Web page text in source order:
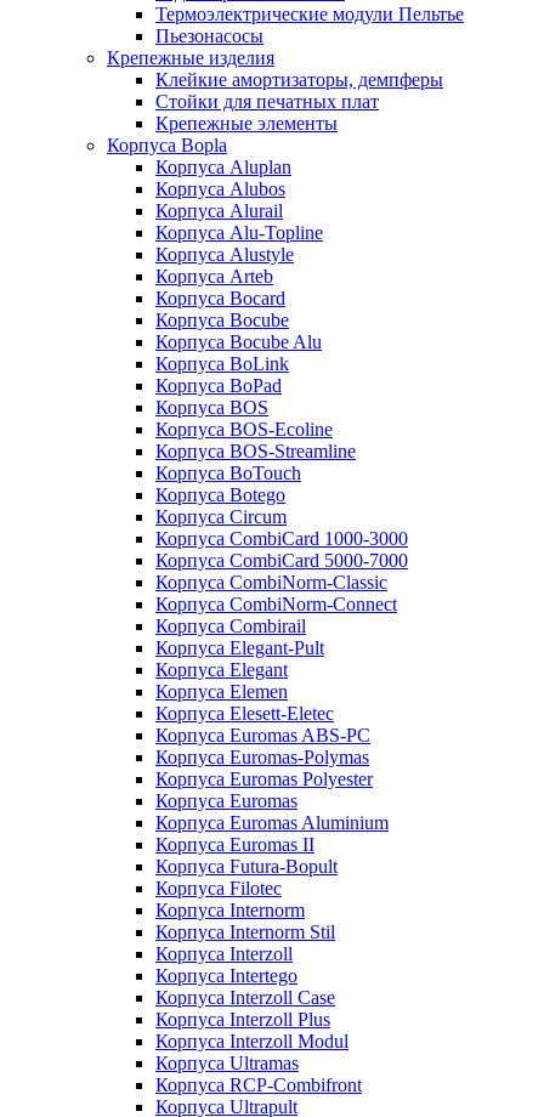
Термоэлектрические модули Пельтье
Пьезонасосы
Крепежные изделия
Клейкие амортизаторы, демпферы
Стойки для печатных плат
Крепежные элементы
Корпуса Bopla
Корпуса Aluplan
Корпуса Alubos
Корпуса Alurail
Корпуса Alu-Topline
Корпуса Alustyle
Корпуса Arteb
Корпуса Bocard
Корпуса Bocube
Корпуса Bocube Alu
Корпуса BoLink
Корпуса BoPad
Корпуса BOS
Корпуса BOS-Ecoline
Корпуса BOS-Streamline
Корпуса BoTouch
Корпуса Botego
Корпуса Circum
Корпуса CombiCard 1000-3000
Корпуса CombiCard 5000-7000
Корпуса CombiNorm-Classic
Корпуса CombiNorm-Connect
Корпуса Combirail
Корпуса Elegant-Pult
Корпуса Elegant
Корпуса Elemen
Корпуса Elesett-Eletec
Корпуса Euromas ABS-PC
Корпуса Euromas-Polymas
Корпуса Euromas Polyester
Корпуса Euromas
Корпуса Euromas Aluminium
Корпуса Euromas II
Корпуса Futura-Bopult
Корпуса Filotec
Корпуса Internorm
Корпуса Internorm Stil
Корпуса Interzoll
Корпуса Intertego
Корпуса Interzoll Case
Корпуса Interzoll Plus
Корпуса Interzoll Modul
Корпуса Ultramas
Корпуса RCP-Combifront
Корпуса Ultrapult